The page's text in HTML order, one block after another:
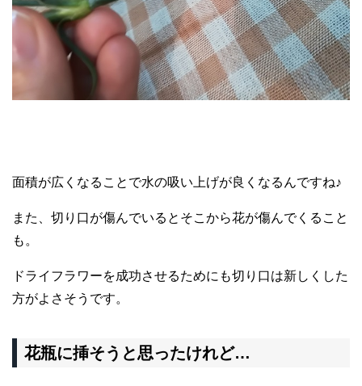
面積が広くなることで水の吸い上げが良くなるんですね♪
また、切り口が傷んでいるとそこから花が傷んでくること
も。
ドライフラワーを成功させるためにも切り口は新しくした
方がよさそうです。
花瓶に挿そうと思ったけれど…